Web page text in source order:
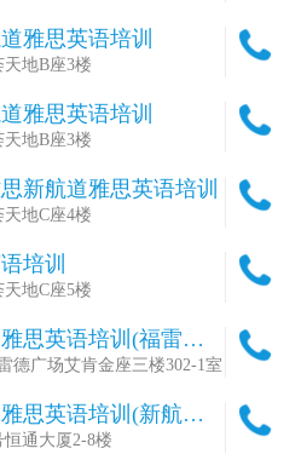
雅思英语培训
地B座3楼
雅思英语培训
地B座3楼
新航道雅思英语培训
地C座4楼
培训
地C座5楼
思英语培训(福雷德
德广场艾肯金座三楼302-1室
思英语培训(新航道
通大厦2-8楼